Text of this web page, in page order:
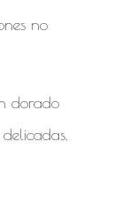
no
dorado